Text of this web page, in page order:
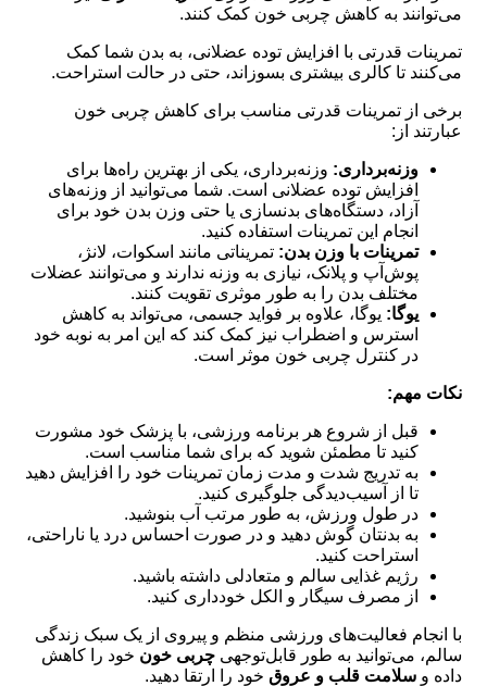
می‌توانند به کاهش چربی خون کمک کنند.
تمرینات قدرتی با افزایش توده عضلانی، به بدن شما کمک
می‌کنند تا کالری بیشتری بسوزاند، حتی در حالت استراحت.
برخی از تمرینات قدرتی مناسب برای کاهش چربی خون
عبارتند از:
وزنه‌برداری: وزنه‌برداری، یکی از بهترین راه‌ها برای
افزایش توده عضلانی است. شما می‌توانید از وزنه‌های
آزاد، دستگاه‌های بدنسازی یا حتی وزن بدن خود برای
انجام این تمرینات استفاده کنید.
تمرینات با وزن بدن: تمریناتی مانند اسکوات، لانژ،
پوش‌آپ و پلانک، نیازی به وزنه ندارند و می‌توانند عضلات
مختلف بدن را به طور موثری تقویت کنند.
یوگا: یوگا، علاوه بر فواید جسمی، می‌تواند به کاهش
استرس و اضطراب نیز کمک کند که این امر به نوبه خود
در کنترل چربی خون موثر است.
نکات مهم:
قبل از شروع هر برنامه ورزشی، با پزشک خود مشورت
کنید تا مطمئن شوید که برای شما مناسب است.
به تدریج شدت و مدت زمان تمرینات خود را افزایش دهید
تا از آسیب‌دیدگی جلوگیری کنید.
در طول ورزش، به طور مرتب آب بنوشید.
به بدنتان گوش دهید و در صورت احساس درد یا ناراحتی،
استراحت کنید.
رژیم غذایی سالم و متعادلی داشته باشید.
از مصرف سیگار و الکل خودداری کنید.
با انجام فعالیت‌های ورزشی منظم و پیروی از یک سبک زندگی
سالم، می‌توانید به طور قابل‌توجهی چربی خون خود را کاهش
داده و سلامت قلب و عروق خود را ارتقا دهید.